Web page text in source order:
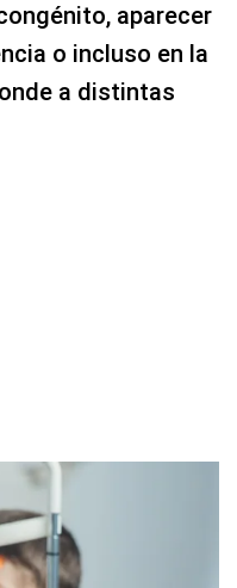
aparecer
o incluso en la
a distintas